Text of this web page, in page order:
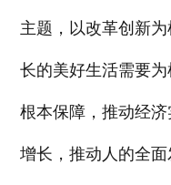
主题，以改革创新
长的美好生活需要
根本保障，推动经
增长，推动人的全